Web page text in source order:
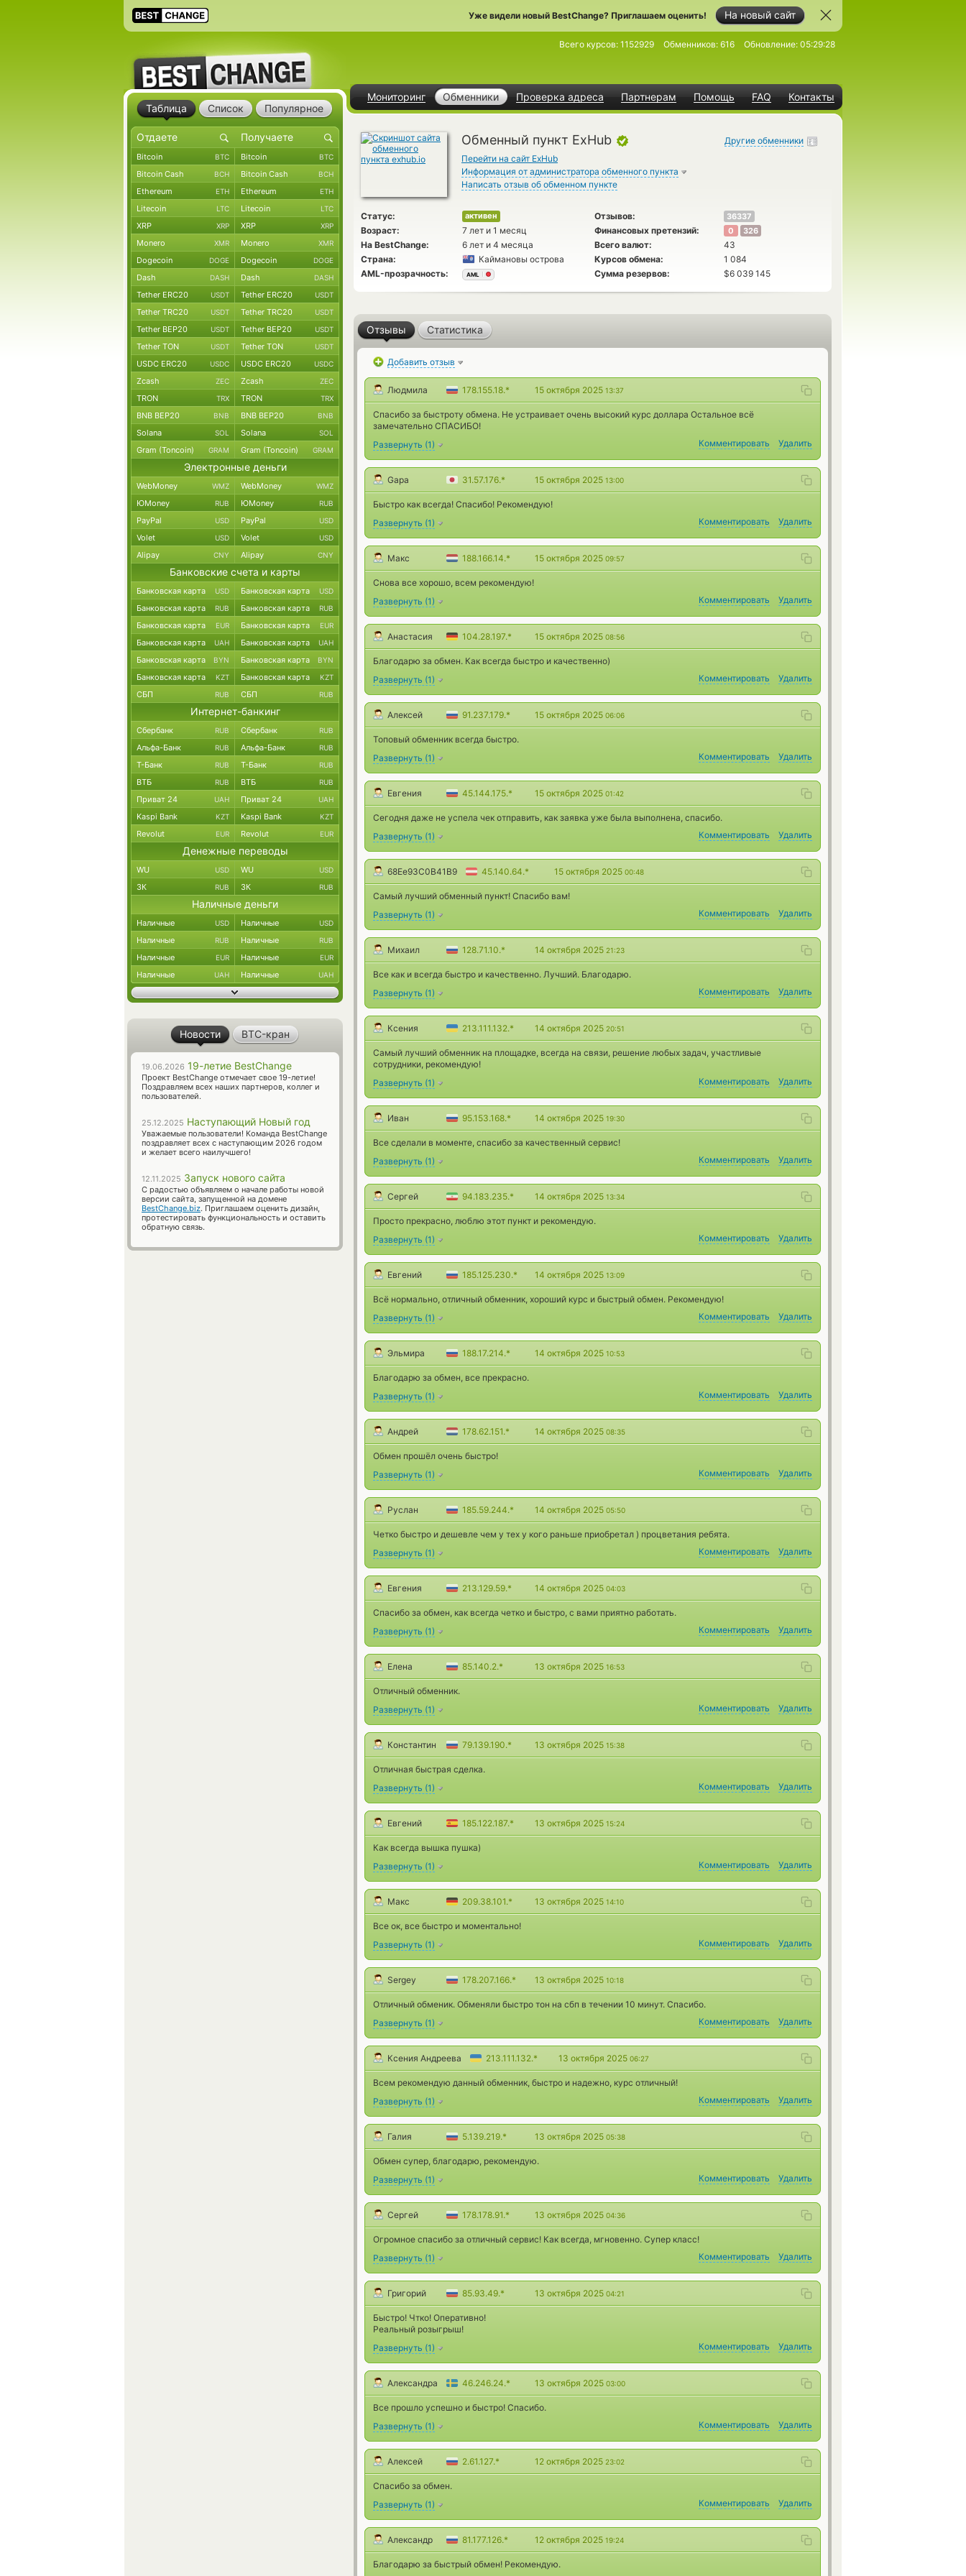
На новый сайт
Уже видели новый BestChange? Приглашаем оценить!
Мониторинг Обменники Проверка адреса Партнерам Помощь FAQ Контакты
Всего курсов: 1152929 Обменников: 616 Обновление: 05:29:28
Обменный пункт ExHub
Перейти на сайт ExHub
Информация от администратора обменного пункта
Написать отзыв об обменном пункте
Другие обменники
Статус: активен Отзывов: 36337
Возраст: 7 лет и 1 месяц Финансовых претензий: 0 326
На BestChange: 6 лет и 4 месяца Всего валют:
43
Страна:
Каймановы острова Курсов обмена:
1 084
AML-прозрачность:
AML Сумма резервов: $6 039 145
Отзывы Статистика
Добавить отзыв
Людмила 178.155.18.* 15 октября 2025 13:37
Спасибо за быстроту обмена. Не устраивает очень высокий курс доллара Остальное всё
замечательно СПАСИБО!
Развернуть (1) Комментировать Удалить
Gapa 31.57.176.* 15 октября 2025 13:00
Быстро как всегда! Спасибо! Рекомендую!
Развернуть (1) Комментировать Удалить
Макс 188.166.14.* 15 октября 2025 09:57
Снова все хорошо, всем рекомендую!
Развернуть (1) Комментировать Удалить
Анастасия 104.28.197.* 15 октября 2025 08:56
Благодарю за обмен. Как всегда быстро и качественно)
Развернуть (1) Комментировать Удалить
Алексей 91.237.179.* 15 октября 2025 06:06
Топовый обменник всегда быстро.
Развернуть (1) Комментировать Удалить
Евгения 45.144.175.* 15 октября 2025 01:42
Сегодня даже не успела чек отправить, как заявка уже была выполнена, спасибо.
Развернуть (1) Комментировать Удалить
68Ee93C0B41B9 45.140.64.* 15 октября 2025 00:48
Cамый лучший обменный пункт! Спасибо вам!
Развернуть (1) Комментировать Удалить
Михаил 128.71.10.* 14 октября 2025 21:23
Все как и всегда быстро и качественно. Лучший. Благодарю.
Развернуть (1) Комментировать Удалить
Ксения 213.111.132.* 14 октября 2025 20:51
Самый лучший обменник на площадке, всегда на связи, решение любых задач, участливые
сотрудники, рекомендую!
Развернуть (1) Комментировать Удалить
Иван 95.153.168.* 14 октября 2025 19:30
Все сделали в моменте, спасибо за качественный сервис!
Развернуть (1) Комментировать Удалить
Сергей 94.183.235.* 14 октября 2025 13:34
Просто прекрасно, люблю этот пункт и рекомендую.
Развернуть (1) Комментировать Удалить
Евгений 185.125.230.* 14 октября 2025 13:09
Всё нормально, отличный обменник, хороший курс и быстрый обмен. Рекомендую!
Развернуть (1) Комментировать Удалить
Эльмира 188.17.214.* 14 октября 2025 10:53
Благодарю за обмен, все прекрасно.
Развернуть (1) Комментировать Удалить
Андрей 178.62.151.* 14 октября 2025 08:35
Обмен прошёл очень быстро!
Развернуть (1) Комментировать Удалить
Руслан 185.59.244.* 14 октября 2025 05:50
Четко быстро и дешевле чем у тех у кого раньше приобретал ) процветания ребята.
Развернуть (1) Комментировать Удалить
Евгения 213.129.59.* 14 октября 2025 04:03
Спасибо за обмен, как всегда четко и быстро, с вами приятно работать.
Развернуть (1) Комментировать Удалить
Елена 85.140.2.* 13 октября 2025 16:53
Отличный обменник.
Развернуть (1) Комментировать Удалить
Константин 79.139.190.* 13 октября 2025 15:38
Отличная быстрая сделка.
Развернуть (1) Комментировать Удалить
Евгений 185.122.187.* 13 октября 2025 15:24
Как всегда вышка пушка)
Развернуть (1) Комментировать Удалить
Макс 209.38.101.* 13 октября 2025 14:10
Все ок, все быстро и моментально!
Развернуть (1) Комментировать Удалить
Sergey 178.207.166.* 13 октября 2025 10:18
Отличный обменик. Обменяли быстро тон на сбп в течении 10 минут. Спасибо.
Развернуть (1) Комментировать Удалить
Ксения Андреева 213.111.132.* 13 октября 2025 06:27
Всем рекомендую данный обменник, быстро и надежно, курс отличный!
Развернуть (1) Комментировать Удалить
Галия 5.139.219.* 13 октября 2025 05:38
Обмен супер, благодарю, рекомендую.
Развернуть (1) Комментировать Удалить
Сергей 178.178.91.* 13 октября 2025 04:36
Огромное спасибо за отличный сервис! Как всегда, мгновенно. Супер класс!
Развернуть (1) Комментировать Удалить
Григорий 85.93.49.* 13 октября 2025 04:21
Быстро! Чтко! Оперативно!
Реальный розыгрыш!
Развернуть (1) Комментировать Удалить
Александра 46.246.24.* 13 октября 2025 03:00
Все прошло успешно и быстро! Спасибо.
Развернуть (1) Комментировать Удалить
Алексей 2.61.127.* 12 октября 2025 23:02
Спасибо за обмен.
Развернуть (1) Комментировать Удалить
Александр 81.177.126.* 12 октября 2025 19:24
Благодарю за быстрый обмен! Рекомендую.
Таблица Список Популярное
Bitcoin BTC Bitcoin BTC
Bitcoin Cash BCH Bitcoin Cash BCH
Ethereum ETH Ethereum ETH
Litecoin LTC Litecoin LTC
XRP XRP XRP XRP
Monero XMR Monero XMR
Dogecoin DOGE Dogecoin DOGE
Dash DASH Dash DASH
Tether ERC20 USDT Tether ERC20 USDT
Tether TRC20 USDT Tether TRC20 USDT
Tether BEP20 USDT Tether BEP20 USDT
Tether TON USDT Tether TON USDT
USDC ERC20 USDC USDC ERC20 USDC
Zcash ZEC Zcash ZEC
TRON TRX TRON TRX
BNB BEP20 BNB BNB BEP20 BNB
Solana SOL Solana SOL
Gram (Toncoin) GRAM Gram (Toncoin) GRAM
Электронные деньги
WebMoney WMZ WebMoney WMZ
ЮMoney RUB ЮMoney RUB
PayPal USD PayPal USD
Volet USD Volet USD
Alipay CNY Alipay CNY
Банковские счета и карты
Банковская карта USD Банковская карта USD
Банковская карта RUB Банковская карта RUB
Банковская карта EUR Банковская карта EUR
Банковская карта UAH Банковская карта UAH
Банковская карта BYN Банковская карта BYN
Банковская карта KZT Банковская карта KZT
СБП RUB СБП RUB
Интернет-банкинг
Сбербанк RUB Сбербанк RUB
Альфа-Банк RUB Альфа-Банк RUB
Т-Банк RUB Т-Банк RUB
ВТБ RUB ВТБ RUB
Приват 24 UAH Приват 24 UAH
Kaspi Bank KZT Kaspi Bank KZT
Revolut EUR Revolut EUR
Денежные переводы
WU USD WU USD
ЗК RUB ЗК RUB
Наличные деньги
Наличные USD Наличные USD
Наличные RUB Наличные RUB
Наличные EUR Наличные EUR
Наличные UAH Наличные UAH
Новости BTC-кран
19.06.2026 19-летие BestChange
Проект BestChange отмечает свое 19-летие!
Поздравляем всех наших партнеров, коллег и
пользователей.
25.12.2025 Наступающий Новый год
Уважаемые пользователи! Команда BestChange
поздравляет всех с наступающим 2026 годом
и желает всего наилучшего!
12.11.2025 Запуск нового сайта
С радостью объявляем о начале работы новой
версии сайта, запущенной на домене
BestChange.biz. Приглашаем оценить дизайн,
протестировать функциональность и оставить
обратную связь.